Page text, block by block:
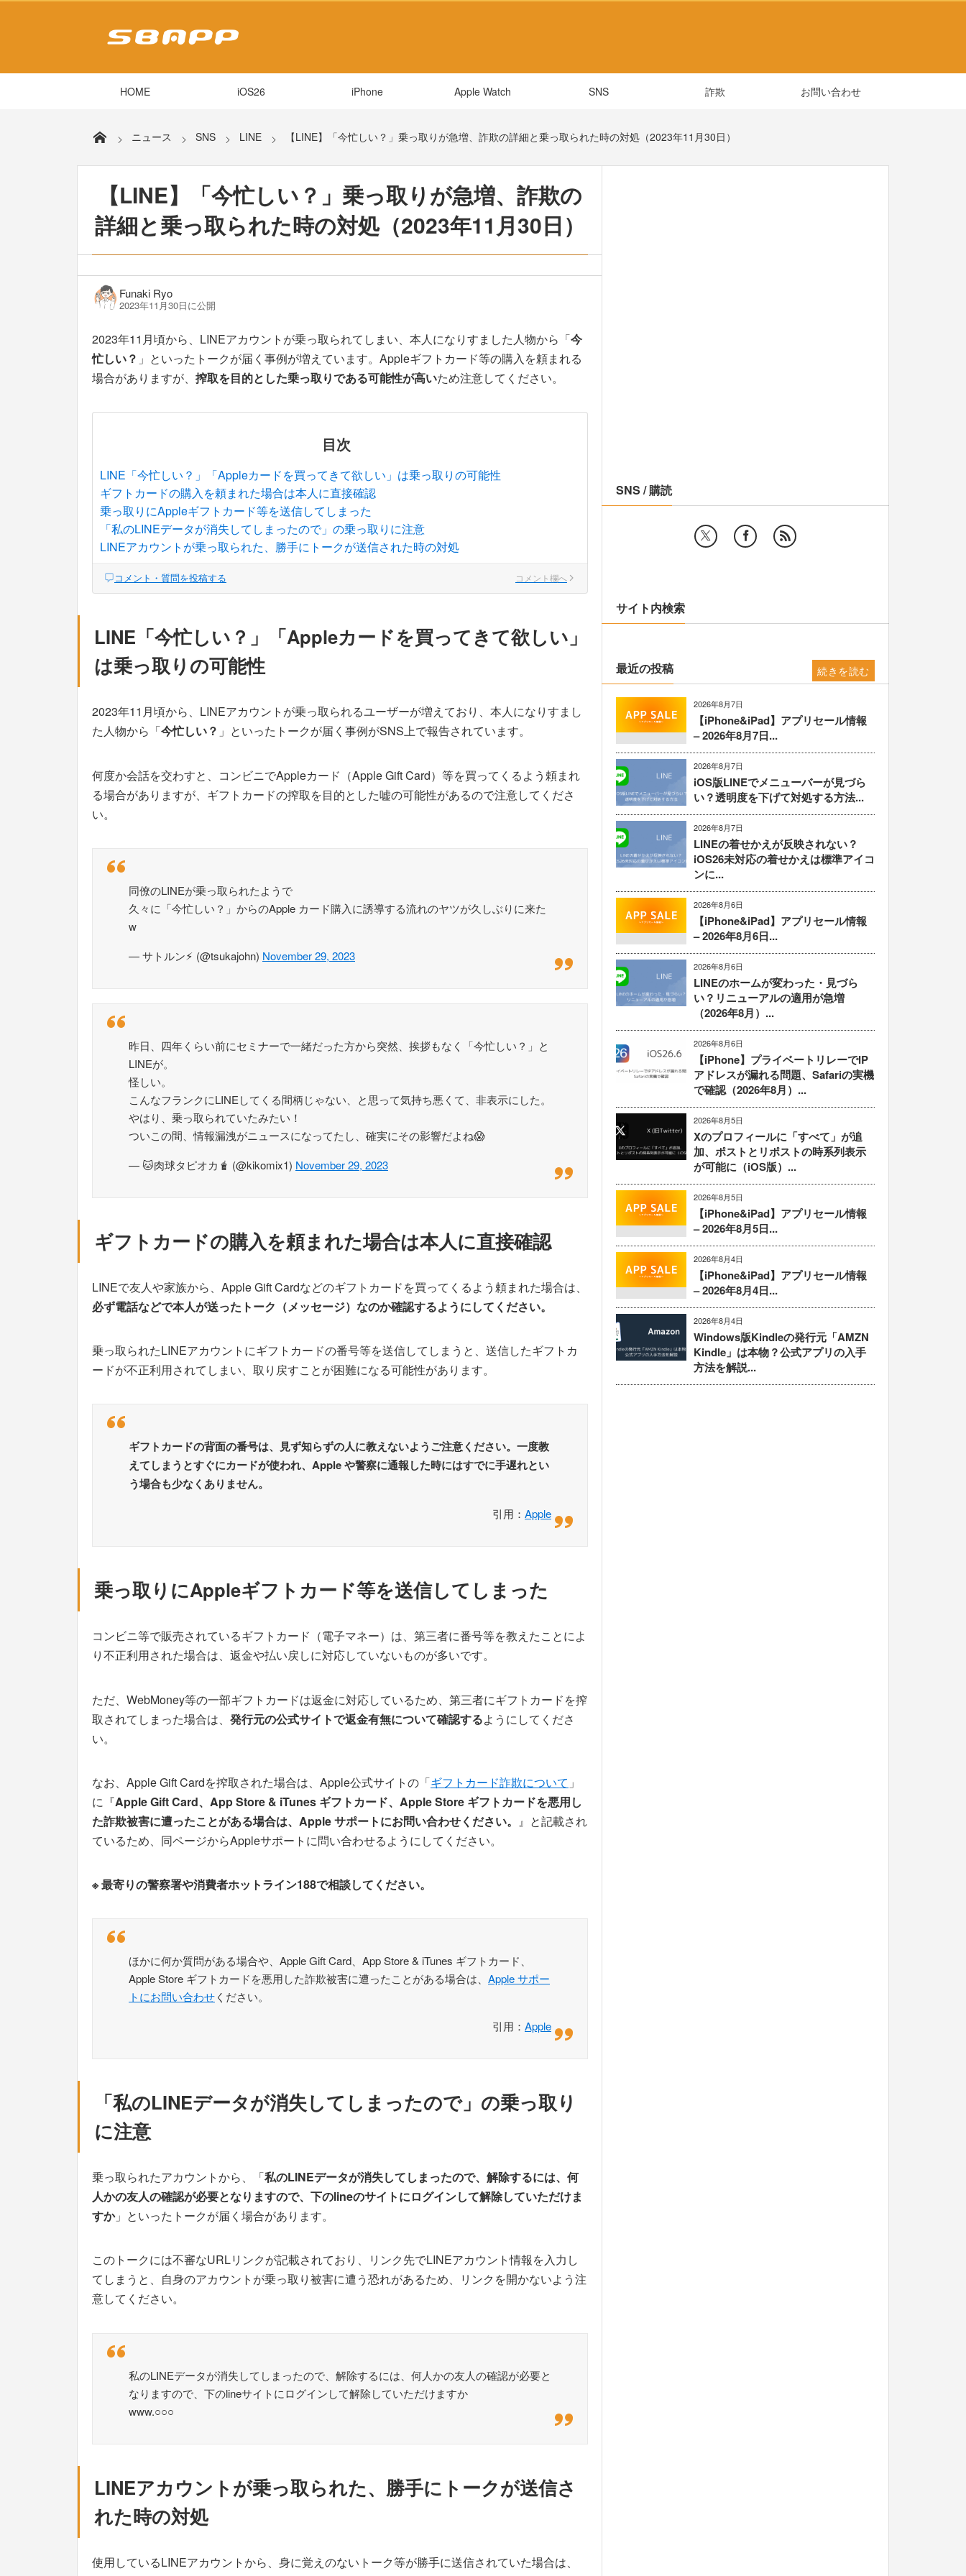
HOME iOS26 iPhone Apple Watch SNS 詐欺 お問い合わせ
ニュース SNS LINE 【LINE】「今忙しい？」乗っ取りが急増、詐欺の詳細と乗っ取られた時の対処（2023年11月30日）
【LINE】「今忙しい？」乗っ取りが急増、詐欺の
詳細と乗っ取られた時の対処（2023年11月30日）
Funaki Ryo
2023年11月30日に公開
2023年11月頃から、LINEアカウントが乗っ取られてしまい、本人になりすました人物から「今
忙しい？ 」といったトークが届く事例が増えています。Appleギフトカード等の購入を頼まれる
場合がありますが、 搾取を目的とした乗っ取りである可能性が高いため注意してください。
目次
LINE「今忙しい？」「Appleカードを買ってきて欲しい」は乗っ取りの可能性
ギフトカードの購入を頼まれた場合は本人に直接確認
乗っ取りにAppleギフトカード等を送信してしまった
「私のLINEデータが消失してしまったので」の乗っ取りに注意
LINEアカウントが乗っ取られた、勝手にトークが送信された時の対処
コメント・質問を投稿する コメント欄へ
LINE「今忙しい？」「Appleカードを買ってきて欲しい」
は乗っ取りの可能性
2023年11月頃から、LINEアカウントが乗っ取られるユーザーが増えており、本人になりすまし
た人物から「今忙しい？ 」といったトークが届く事例がSNS上で報告されています。
何度か会話を交わすと、コンビニでAppleカード（Apple Gift Card）等を買ってくるよう頼まれ
る場合がありますが、ギフトカードの搾取を目的とした嘘の可能性があるので注意してくださ
い。
同僚のLINEが乗っ取られたようで
久々に「今忙しい？」からのApple カード購入に誘導する流れのヤツが久しぶりに来た
w
— サトルン⚡︎ (@tsukajohn) November 29, 2023
昨日、四年くらい前にセミナーで一緒だった方から突然、挨拶もなく「今忙しい？」と
LINEが。
怪しい。
こんなフランクにLINEしてくる間柄じゃない、と思って気持ち悪くて、非表示にした。
やはり、乗っ取られていたみたい！
ついこの間、情報漏洩がニュースになってたし、確実にその影響だよね😱
— 🐱肉球タピオカ🧋 (@kikomix1) November 29, 2023
ギフトカードの購入を頼まれた場合は本人に直接確認
LINEで友人や家族から、Apple Gift Cardなどのギフトカードを買ってくるよう頼まれた場合は、
必ず電話などで本人が送ったトーク（メッセージ）なのか確認するようにしてください。
乗っ取られたLINEアカウントにギフトカードの番号等を送信してしまうと、送信したギフトカ
ードが不正利用されてしまい、取り戻すことが困難になる可能性があります。
ギフトカードの背面の番号は、見ず知らずの人に教えないようご注意ください。一度教
えてしまうとすぐにカードが使われ、Apple や警察に通報した時にはすでに手遅れとい
う場合も少なくありません。
引用： Apple
乗っ取りにAppleギフトカード等を送信してしまった
コンビニ等で販売されているギフトカード（電子マネー）は、第三者に番号等を教えたことによ
り不正利用された場合は、返金や払い戻しに対応していないものが多いです。
ただ、WebMoney等の一部ギフトカードは返金に対応しているため、第三者にギフトカードを搾
取されてしまった場合は、 発行元の公式サイトで返金有無について確認するようにしてくださ
い。
なお、Apple Gift Cardを搾取された場合は、Apple公式サイトの「ギフトカード詐欺について 」
に『Apple Gift Card、App Store & iTunes ギフトカード、Apple Store ギフトカードを悪用し
た詐欺被害に遭ったことがある場合は、Apple サポートにお問い合わせください。 』と記載され
ているため、同ページからAppleサポートに問い合わせるようにしてください。
※ 最寄りの警察署や消費者ホットライン188で相談してください。
ほかに何か質問がある場合や、Apple Gift Card、App Store & iTunes ギフトカード、
Apple Store ギフトカードを悪用した詐欺被害に遭ったことがある場合は、 Apple サポー
トにお問い合わせください。
引用： Apple
「私のLINEデータが消失してしまったので」の乗っ取り
に注意
乗っ取られたアカウントから、「私のLINEデータが消失してしまったので、解除するには、何
人かの友人の確認が必要となりますので、下のlineのサイトにログインして解除していただけま
すか」といったトークが届く場合があります。
このトークには不審なURLリンクが記載されており、リンク先でLINEアカウント情報を入力し
てしまうと、自身のアカウントが乗っ取り被害に遭う恐れがあるため、リンクを開かないよう注
意してください。
私のLINEデータが消失してしまったので、解除するには、何人かの友人の確認が必要と
なりますので、下のlineサイトにログインして解除していただけますか
www.○○○
LINEアカウントが乗っ取られた、勝手にトークが送信さ
れた時の対処
使用しているLINEアカウントから、身に覚えのないトーク等が勝手に送信されていた場合は、
SNS / 購読
サイト内検索
最近の投稿
2026年8月7日
【iPhone&iPad】アプリセール情報
– 2026年8月7日...
2026年8月7日
iOS版LINEでメニューバーが見づら
い？透明度を下げて対処する方法...
2026年8月7日
LINEの着せかえが反映されない？
iOS26未対応の着せかえは標準アイコ
ンに...
2026年8月6日
【iPhone&iPad】アプリセール情報
– 2026年8月6日...
2026年8月6日
LINEのホームが変わった・見づら
い？リニューアルの適用が急増
（2026年8月）...
2026年8月6日
【iPhone】プライベートリレーでIP
アドレスが漏れる問題、Safariの実機
で確認（2026年8月）...
2026年8月5日
Xのプロフィールに「すべて」が追
加、ポストとリポストの時系列表示
が可能に（iOS版）...
2026年8月5日
【iPhone&iPad】アプリセール情報
– 2026年8月5日...
2026年8月4日
【iPhone&iPad】アプリセール情報
– 2026年8月4日...
2026年8月4日
Windows版Kindleの発行元「AMZN
Kindle」は本物？公式アプリの入手
方法を解説...
続きを読む